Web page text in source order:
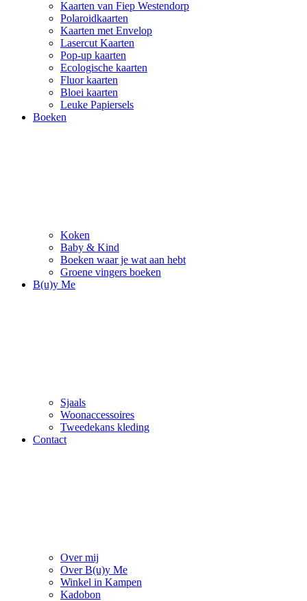
Kaarten van Fiep Westendorp
Polaroidkaarten
Kaarten met Envelop
Lasercut Kaarten
Pop-up kaarten
Ecologische kaarten
Fluor kaarten
Bloei kaarten
Leuke Papiersels
Boeken
Koken
Baby & Kind
Boeken waar je wat aan hebt
Groene vingers boeken
B(u)y Me
Sjaals
Woonaccessoires
Tweedekans kleding
Contact
Over mij
Over B(u)y Me
Winkel in Kampen
Kadobon